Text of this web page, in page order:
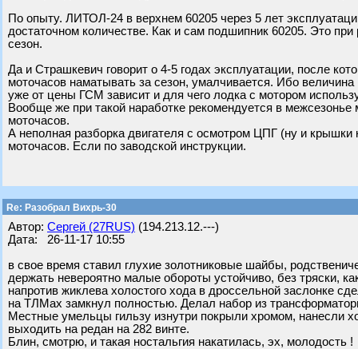
По опыту. ЛИТОЛ-24 в верхнем 60205 через 5 лет
достаточном количестве. Как и сам подшипник 60205. Это
сезон.
Да и Страшкевич говорит о 4-5 годах эксплуатации, после
моточасов наматывать за сезон, умалчивается. Ибо
уже от цены ГСМ зависит и для чего лодка с мотором
Вообще же при такой наработке рекомендуется в
моточасов.
А неполная разборка двигателя с осмотром ЦПГ (ну и
моточасов. Если по заводской инструкции.
Re: Разобрал Вихрь-30
Автор: Сергей (27RUS) (194.213.12.---)
Дата: 26-11-17 10:55
в свое время ставил глухие золотниковые шайбы,
держать невероятно малые обороты устойчиво, без тряски,
напротив жиклева холостого хода в дроссельной заслонке
на ТЛМах замкнул полностью. Делал набор из
Местные умельцы гильзу изнутри покрыли хромом, нанесли
выходить на редан на 282 винте.
Блин, смотрю, и такая ностальгия накатилась, эх, молодость !